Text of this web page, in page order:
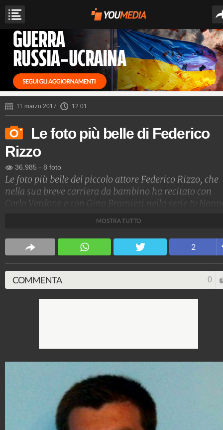
11 marzo 2017 12:01
Le foto più belle di Federico
Rizzo
36.985 - 8 foto
Le foto più belle del piccolo attore Federico Rizzo, che
nella sua breve carriera da bambino ha recitato con
Carlo Verdone e con Gino Bramieri nella serie tv
Spettacolo Fanpage
4.053.403.657 9.455 video 76.076 foto
MOSTRA TUTTO
2
COMMENTA 0